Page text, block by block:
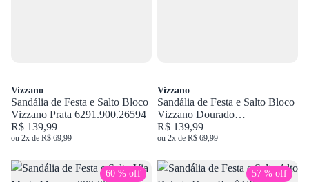
Vizzano
Sandália de Festa e Salto Bloco
Vizzano Prata 6291.900.26594
R$ 139,99
ou 2x de R$ 69,99
Vizzano
Sandália de Festa e Salto Bloco
Vizzano Dourado
6262.474.26594
R$ 139,99
ou 2x de R$ 69,99
60 % off 57 % off